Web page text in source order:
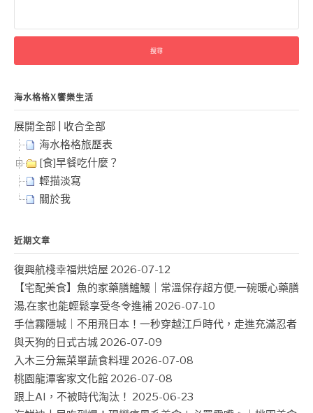
關
字:
海水格格X饗樂生活
展開全部
收合全部
海水格格旅歷表
[食]早餐吃什麼？
輕描淡寫
關於我
近期文章
復興航棧幸福烘焙屋 2026-07-12
【宅配美食】魚的家藥膳鱸鰻｜常溫保存超方便,一碗暖心藥膳
湯,在家也能輕鬆享受冬令進補 2026-07-10
手信霧隱城｜不用飛日本！一秒穿越江戶時代，走進充滿忍者
與天狗的日式古城 2026-07-09
入木三分無菜單蔬食料理 2026-07-08
桃園龍潭客家文化館 2026-07-08
跟上AI，不被時代淘汰！ 2025-06-23